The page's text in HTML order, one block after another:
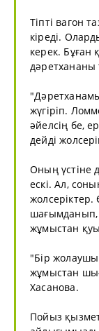
Тіпті вагон
кіреді.
керек. Бұған
дәретхананы
жүгіріп.
әйелсің бе,
дейді
Оның үстіне
ескі. Ал,
шағымданып,
жұмыстан
"Бір
жұмыстан
Хасанова.
Пойыз